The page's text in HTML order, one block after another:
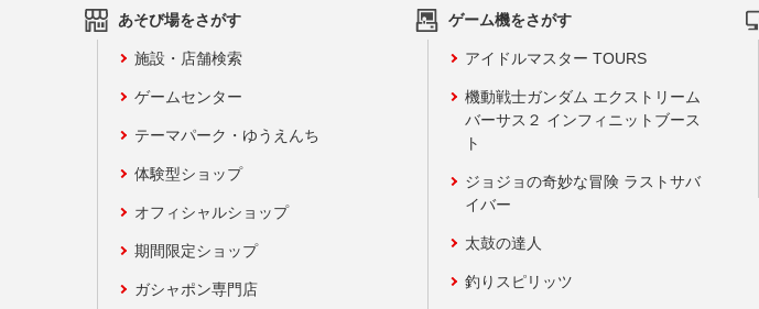
あそび場をさがす
施設・店舗検索
ゲームセンター
テーマパーク・ゆうえんち
体験型ショップ
オフィシャルショップ
期間限定ショップ
ガシャポン専門店
ゲーム機をさがす
アイドルマスター TOURS
機動戦士ガンダム エクストリーム
バーサス２ インフィニットブース
ト
ジョジョの奇妙な冒険 ラストサバ
イバー
太鼓の達人
釣りスピリッツ